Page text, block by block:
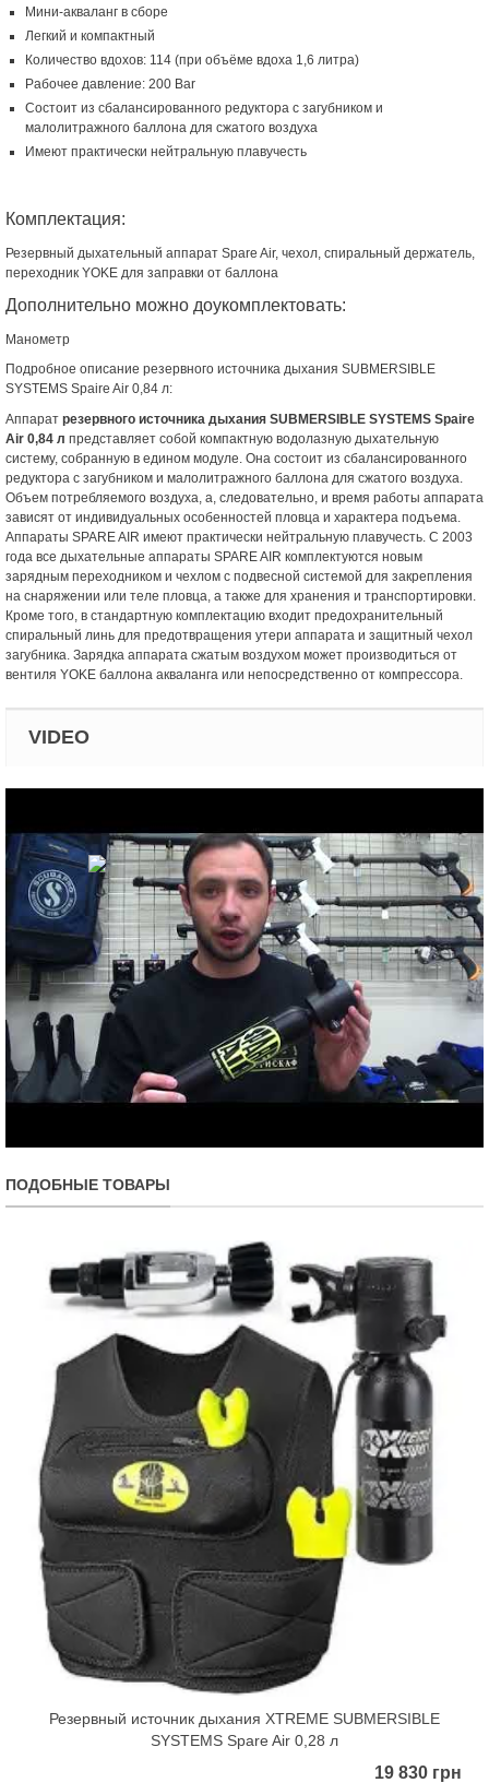
Мини-акваланг в сборе
Легкий и компактный
Количество вдохов: 114 (при объёме вдоха 1,6 литра)
Рабочее давление: 200 Bar
Состоит из сбалансированного редуктора с загубником и
малолитражного баллона для сжатого воздуха
Имеют практически нейтральную плавучесть
Комплектация:
Резервный дыхательный аппарат Spare Air, чехол, спиральный держатель,
переходник YOKE для заправки от баллона
Дополнительно можно доукомплектовать:
Манометр
Подробное описание резервного источника дыхания SUBMERSIBLE
SYSTEMS Spaire Air 0,84 л:
Аппарат резервного источника дыхания SUBMERSIBLE SYSTEMS Spaire
Air 0,84 л представляет собой компактную водолазную дыхательную
систему, собранную в едином модуле. Она состоит из сбалансированного
редуктора с загубником и малолитражного баллона для сжатого воздуха.
Объем потребляемого воздуха, а, следовательно, и время работы аппарата
зависят от индивидуальных особенностей пловца и характера подъема.
Аппараты SPARE AIR имеют практически нейтральную плавучесть. С 2003
года все дыхательные аппараты SPARE AIR комплектуются новым
зарядным переходником и чехлом с подвесной системой для закрепления
на снаряжении или теле пловца, а также для хранения и транспортировки.
Кроме того, в стандартную комплектацию входит предохранительный
спиральный линь для предотвращения утери аппарата и защитный чехол
загубника. Зарядка аппарата сжатым воздухом может производиться от
вентиля YOKE баллона акваланга или непосредственно от компрессора.
VIDEO
ПОДОБНЫЕ ТОВАРЫ
Резервный источник дыхания XTREME SUBMERSIBLE
SYSTEMS Spare Air 0,28 л
19 830 грн